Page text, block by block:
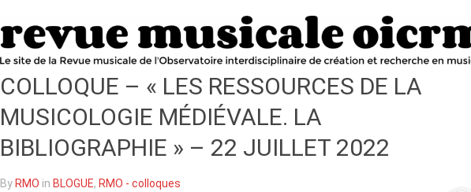
COLLOQUE – « LES RESSOURCES DE LA
MUSICOLOGIE MÉDIÉVALE. LA
BIBLIOGRAPHIE » – 22 JUILLET 2022
ByRMO in BLOGUE, RMO - colloques